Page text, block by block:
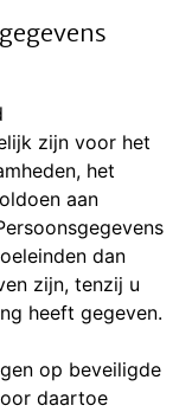
zijn voor het
het
aan
dan
zijn, tenzij u
heeft gegeven.
op beveiligde
daartoe